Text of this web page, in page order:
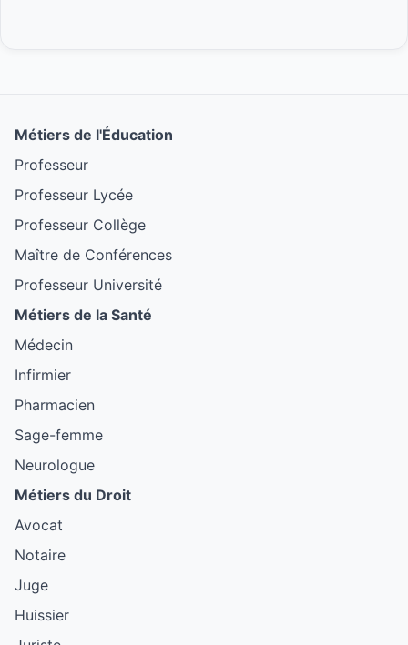
Métiers de l'Éducation
Professeur
Professeur Lycée
Professeur Collège
Maître de Conférences
Professeur Université
Métiers de la Santé
Médecin
Infirmier
Pharmacien
Sage-femme
Neurologue
Métiers du Droit
Avocat
Notaire
Juge
Huissier